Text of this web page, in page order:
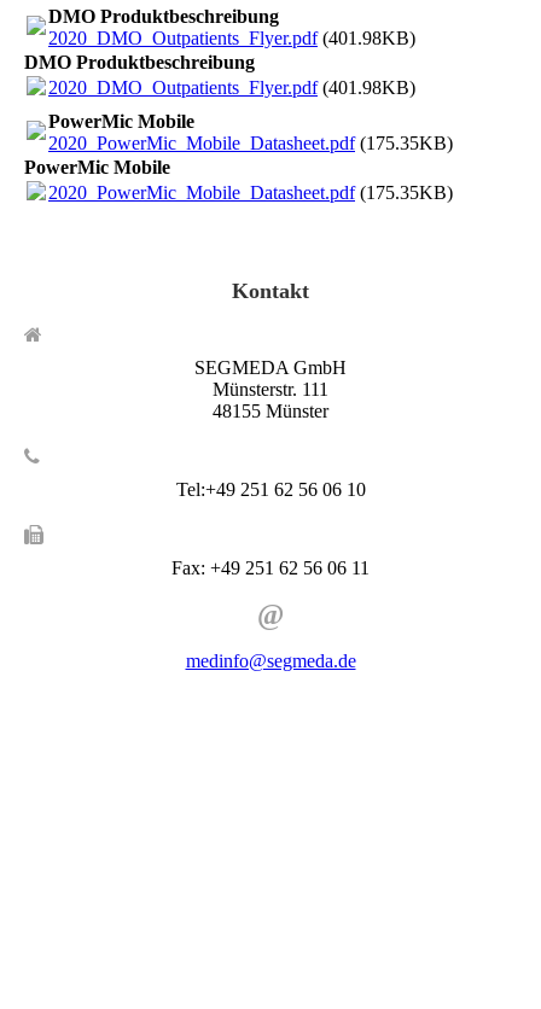
DMO Produktbeschreibung
2020_DMO_Outpatients_Flyer.pdf(401.98KB)
DMO Produktbeschreibung
2020_DMO_Outpatients_Flyer.pdf(401.98KB)
PowerMic Mobile
2020_PowerMic_Mobile_Datasheet.pdf(175.35KB)
PowerMic Mobile
2020_PowerMic_Mobile_Datasheet.pdf(175.35KB)
Kontakt
SEGMEDA GmbH
Münsterstr. 111
48155 Münster
Tel:+49 251 62 56 06 10
Fax: +49 251 62 56 06 11
@
medinfo@segmeda.de